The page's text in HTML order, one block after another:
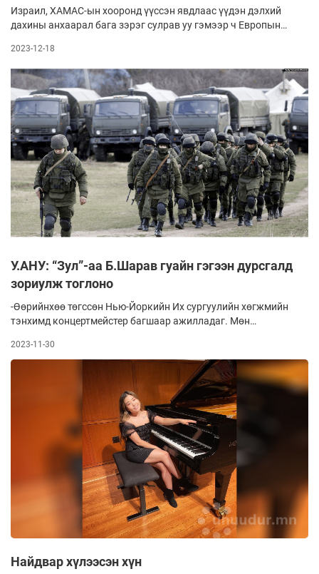
Израил, ХАМАС-ын хооронд үүссэн явдлаас үүдэн дэлхий
дахины анхаарал бага зэрэг сулрав уу гэмээр ч Европын
нийгэм, улс төрийн байдалд сүүдрээ тусгасаар байгаа
Украины одоогийн нөхцөл, үйл явдлын цаашдын болзошгүй
өрнөлийн талаар Барууны судлаач, шинжээчдийн
таамаглалын заримаас уншигчдынхаа сонорт хүргэж
байна.
2023-12-18
У.АНУ: “Зул”-аа Б.Шарав гуайн гэгээн дурсгалд
зориулж тоглоно
-Өөрийнхөө төгссөн Нью-Йоркийн Их сургуулийн хөгжмийн
тэнхимд концертмейстер багшаар ажилладаг. Мөн
багш, уран бүтээлийн захирал. Америкт амьдраад удахгүй
10 жил болох нь. 2013 онд ирээд, төгөлдөр хуурын
чиглэлээр хэд хэдэн сургуульд суралцсан. Бакалавр,
магистр, докторын өмнөх гэсэн шат шатны зэрэг
хамгаалаад, одоо мэргэжлээрээ ажиллаж байна.
2023-11-30
Найдвар хүлээсэн хүн